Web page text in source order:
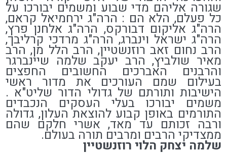
שגורה אליהם מדי שבוע ומשמים יבורכו על
כל פעלם, הלא הם : הרה"ג ירחמיאל קראם,
הרה"ג אליקום דבורקס, הרה"ג אלחנן פרץ,
הרה"ג ישראל וינברג, הרה"ג מרדכי קרליבך,
הרב נחום זאב רוזנשטיין, הרב הלל מן, הרב
מאיר שולביץ, הרב יעקב שלמה שיינברגר
והרבנים האברכים החשובים החפצים
בעילום שמם העורכים את מדור ראשי
הישיבות ותורתם של גדולי הדור שליט"א .
משמים יבורכו בעלי העסקים הנכבדים
התורמים באופן קבוע להוצאת העלון, גדולה
ורבה זכותם עד מאד, אשרי חלקם שהם
ממצדיקי הרבים ומרבים תורה בעולם.
שלמה יצחק הלוי רוזנשטיין